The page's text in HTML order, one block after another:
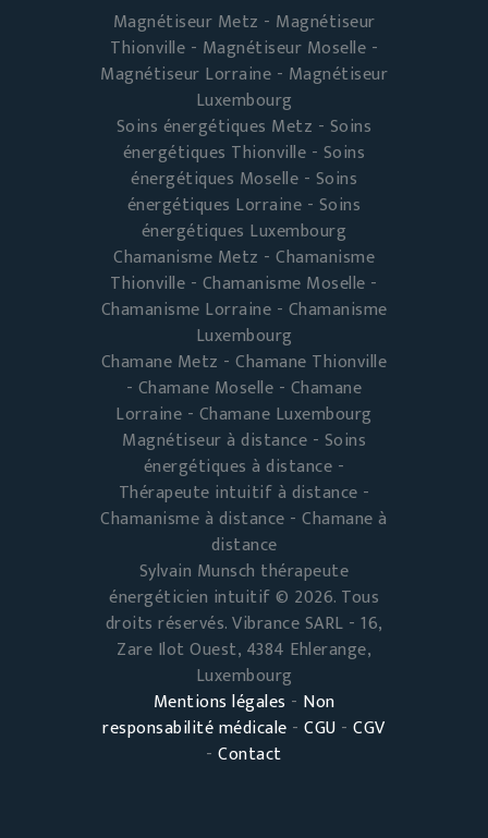
Magnétiseur Metz - Magnétiseur
Thionville - Magnétiseur Moselle -
Magnétiseur Lorraine - Magnétiseur
Luxembourg
Soins énergétiques Metz - Soins
énergétiques Thionville - Soins
énergétiques Moselle - Soins
énergétiques Lorraine - Soins
énergétiques Luxembourg
Chamanisme Metz - Chamanisme
Thionville - Chamanisme Moselle -
Chamanisme Lorraine - Chamanisme
Luxembourg
Chamane Metz - Chamane Thionville
- Chamane Moselle - Chamane
Lorraine - Chamane Luxembourg
Magnétiseur à distance - Soins
énergétiques à distance -
Thérapeute intuitif à distance -
Chamanisme à distance - Chamane à
distance
Sylvain Munsch thérapeute
énergéticien intuitif © 2026. Tous
droits réservés. Vibrance SARL - 16,
Zare Ilot Ouest, 4384 Ehlerange,
Luxembourg
Mentions légales - Non
responsabilité médicale -CGU -CGV
-Contact